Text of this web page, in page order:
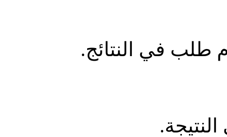
طلب في النتائج.